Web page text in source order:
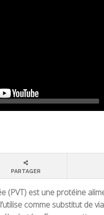
PARTAGER
(PVT) est une protéine
comme substitut de